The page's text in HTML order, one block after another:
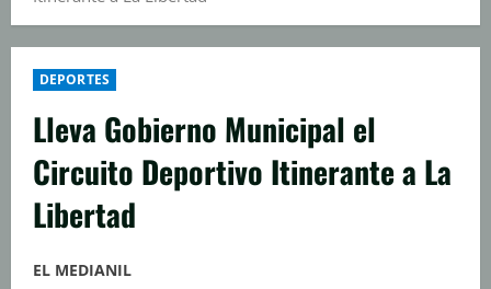
DEPORTES
Lleva Gobierno Municipal el
Circuito Deportivo Itinerante a La
Libertad
EL MEDIANIL